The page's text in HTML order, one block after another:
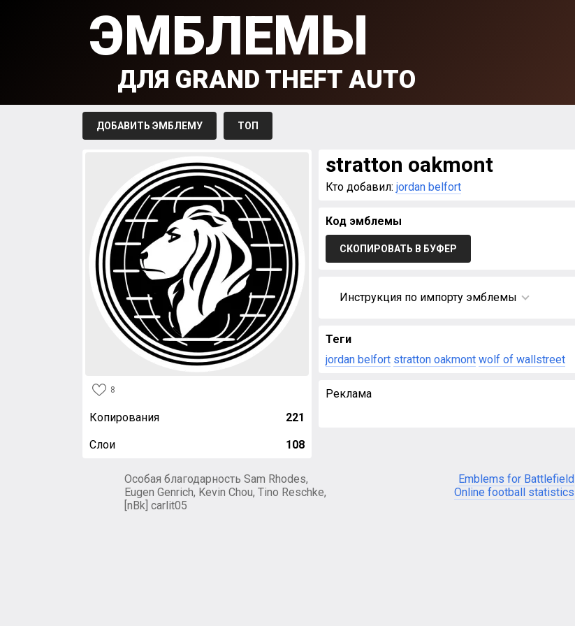
ЭМБЛЕМЫ
ДЛЯ GRAND THEFT AUTO
ДОБАВИТЬ ЭМБЛЕМУ ТОП
8
Копирования 221
Слои 108
stratton oakmont
Кто добавил: jordan belfort
Код эмблемы
СКОПИРОВАТЬ В БУФЕР
Инструкция по импорту эмблемы
Теги
jordan belfort stratton oakmont wolf of wallstreet
Реклама
Особая благодарность Sam Rhodes,
Eugen Genrich, Kevin Chou, Tino Reschke,
[nBk] carlit05
Emblems for Battlefield
Online football statistics